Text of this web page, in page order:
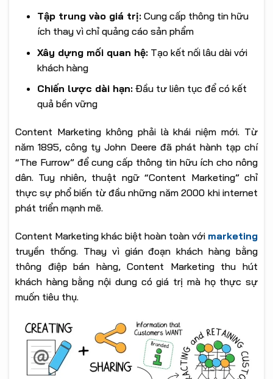
Tập trung vào giá trị:Cung cấp thông tin hữu
ích thay vì chỉ quảng cáo sản phẩm
Xây dựng mối quan hệ:Tạo kết nối lâu dài với
khách hàng
Chiến lược dài hạn:Đầu tư liên tục để có kết
quả bền vững
Content Marketing không phải là khái niệm mới. Từ
năm 1895, công ty John Deere đã phát hành tạp chí
“The Furrow” để cung cấp thông tin hữu ích cho nông
dân. Tuy nhiên, thuật ngữ “Content Marketing” chỉ
thực sự phổ biến từ đầu những năm 2000 khi internet
phát triển mạnh mẽ.
Content Marketing khác biệt hoàn toàn với marketing
truyền thống. Thay vì gián đoạn khách hàng bằng
thông điệp bán hàng, Content Marketing thu hút
khách hàng bằng nội dung có giá trị mà họ thực sự
muốn tiêu thụ.